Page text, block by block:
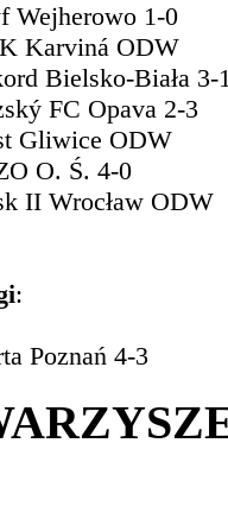
Wejherowo 1-0
Karviná ODW
Bielsko-Biała 3-
FC Opava 2-3
Gliwice ODW
O. Ś. 4-0
II Wrocław ODW
:
Poznań 4-3